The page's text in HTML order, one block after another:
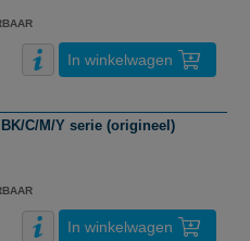
In winkelwagen
C/M/Y serie (origineel)
In winkelwagen